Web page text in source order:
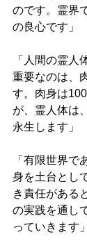
のです。霊界
の良心です」
「人間の霊人
重要なのは、
す。肉身は
が、霊人体は
永生します」
「有限世界で
身を土台とし
き責任がある
の実践を通し
っていきます」